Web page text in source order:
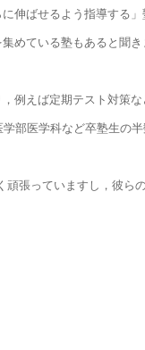
伸ばせるよう指導する」
ている塾もあると聞
例えば定期テスト対策
部医学科など卒塾生の
張っていますし，彼ら